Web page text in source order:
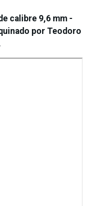
calibre 9,6 mm -
por Teodoro